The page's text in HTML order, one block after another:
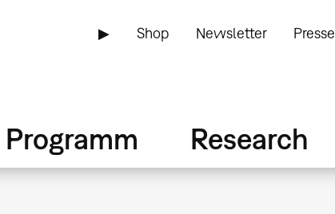
▶ Shop Newsletter Presse
Programm Research